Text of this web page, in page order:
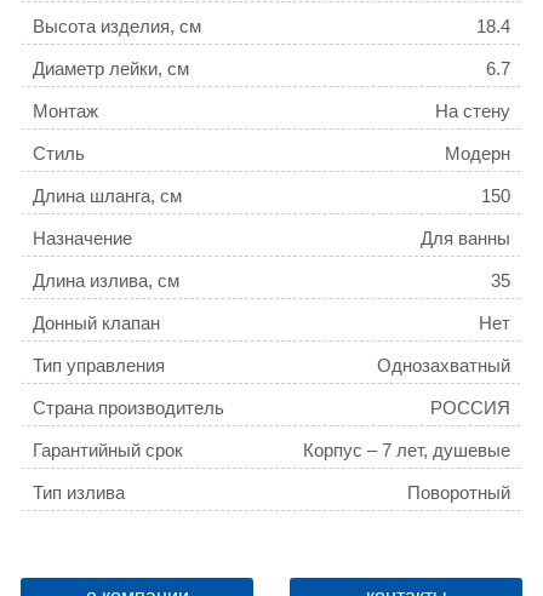
Высота изделия, см 18.4
Диаметр лейки, см 6.7
Монтаж На стену
Стиль Модерн
Длина шланга, см 150
Назначение Для ванны
Длина излива, см 35
Донный клапан Нет
Тип управления Однозахватный
Страна производитель РОССИЯ
Гарантийный срок
Корпус – 7 лет, душевые
аксессуары в комплекте – 1
год, излив, водозапорные
Тип излива Поворотный
Количество монтажных отверстий
2